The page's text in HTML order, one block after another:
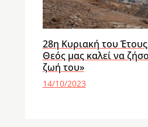
28η Κυριακή του
Θεός μας καλεί να
ζωή του»
14/10/2023